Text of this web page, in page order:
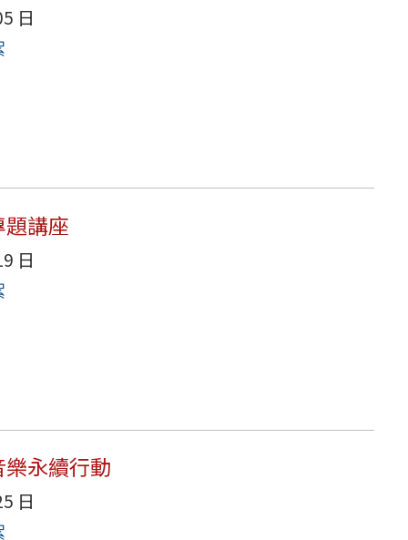
日
講座
日
永續行動
日